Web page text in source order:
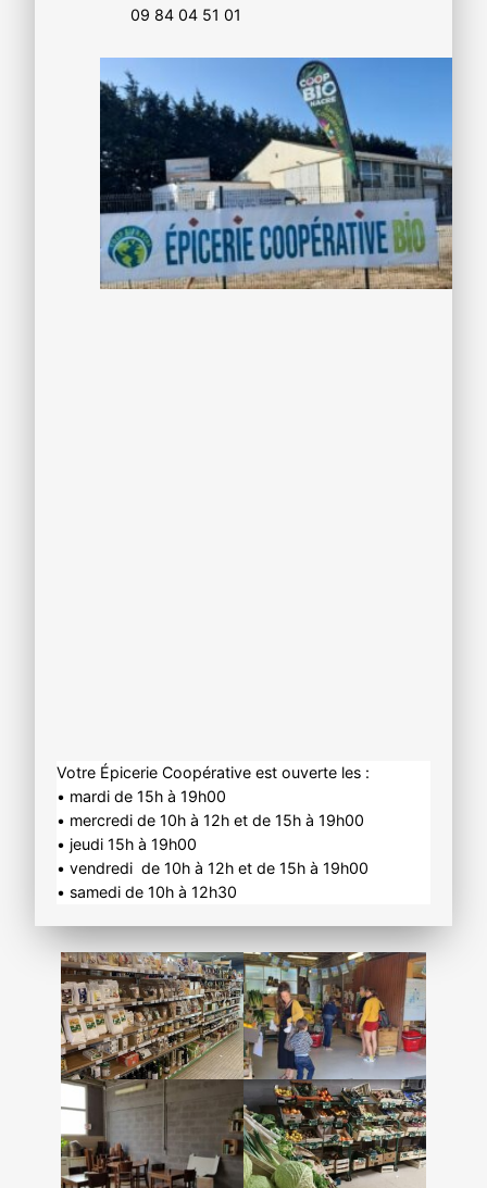
09 84 04 51 01
Votre Épicerie Coopérative est ouverte les :
• mardi de 15h à 19h00
• mercredi de 10h à 12h et de 15h à 19h00
• jeudi 15h à 19h00
• vendredi de 10h à 12h et de 15h à 19h00
• samedi de 10h à 12h30